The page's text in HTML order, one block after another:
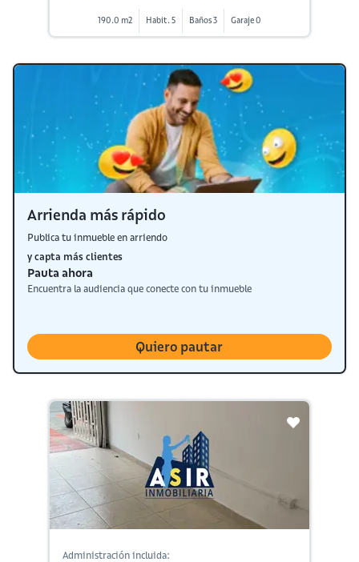
190.0 m2 Habit. 5 Baños 3 Garaje 0
Arrienda más rápido
Publica tu inmueble en arriendo
y capta más clientes
Pauta ahora
Encuentra la audiencia que conecte con tu inmueble
Quiero pautar
Administración incluida: